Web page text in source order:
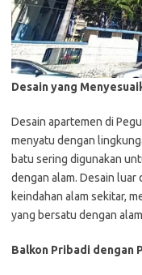
Desain yang
Desain apartemen di
menyatu dengan
batu sering digunakan
dengan alam. Desain luar
keindahan alam sekitar,
yang bersatu dengan
Balkon Pribadi dengan